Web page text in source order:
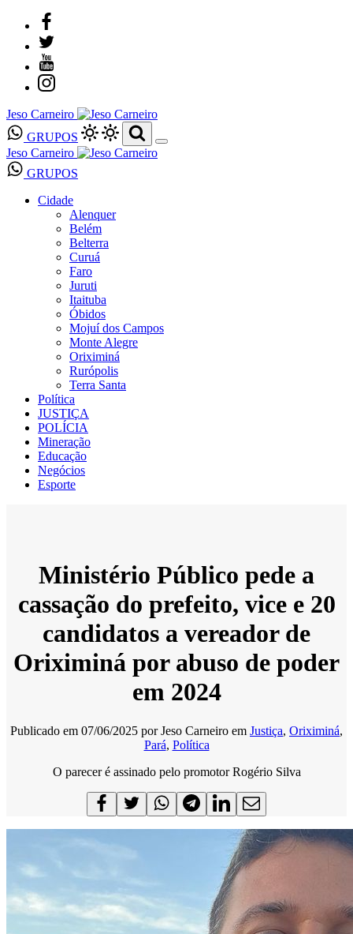
Jeso Carneiro
GRUPOS
Jeso Carneiro
GRUPOS
Cidade
Alenquer
Belém
Belterra
Curuá
Faro
Juruti
Itaituba
Óbidos
Mojuí dos Campos
Monte Alegre
Oriximiná
Rurópolis
Terra Santa
Política
JUSTIÇA
POLÍCIA
Mineração
Educação
Negócios
Esporte
Ministério Público pede a
cassação do prefeito, vice e 20
candidatos a vereador de
Oriximiná por abuso de poder
em 2024
Publicado em 07/06/2025 porJeso Carneiro em Justiça, Oriximiná,
Pará, Política
O parecer é assinado pelo promotor Rogério Silva